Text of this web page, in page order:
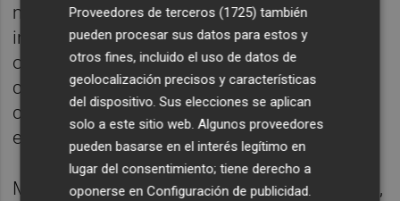
muestra el interior de esta conocida cadena
internacional. Tampoco perdió la
oportunidad de instalarse en la vía la
competencia de Starbucks,Costa Coffee
concretamente en el número 3, donde antes
estaba el
buffet libre Sano.
MasyMas también elegía Marqués de Sotelo,
Proveedores de terceros (1725) también
pueden procesar sus datos para estos y
otros fines, incluido el uso de datos de
geolocalización precisos y características
del dispositivo. Sus elecciones se aplican
solo a este sitio web. Algunos proveedores
pueden basarse en el interés legítimo en
lugar del consentimiento; tiene derecho a
oponerse enConfiguración de publicidad.